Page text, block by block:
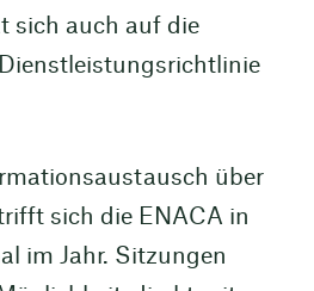
sich auch auf die
über
sich die ENACA in
im Jahr. Sitzungen